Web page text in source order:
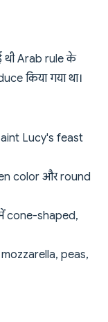
थी Arab rule के
किया गया था।
Lucy's feast
color और round
cone-shaped,
peas,